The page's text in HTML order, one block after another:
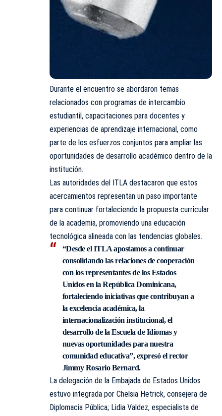
Durante el encuentro se abordaron temas
relacionados con programas de intercambio
estudiantil, capacitaciones para docentes y
experiencias de aprendizaje internacional, como
parte de los esfuerzos conjuntos para ampliar las
oportunidades de desarrollo académico dentro de la
institución.
Las autoridades del ITLA destacaron que estos
acercamientos representan un paso importante
para continuar fortaleciendo la propuesta curricular
de la academia, promoviendo una educación
tecnológica alineada con las tendencias globales.
“Desde el ITLA apostamos a continuar
consolidando las relaciones de cooperación
con los representantes de los Estados
Unidos en la República Dominicana,
fortaleciendo iniciativas que contribuyan a
la excelencia académica, la
internacionalización institucional, el
desarrollo de la Escuela de Idiomas y
nuevas oportunidades para nuestra
comunidad educativa”, expresó el rector
Jimmy Rosario Bernard.
La delegación de la Embajada de Estados Unidos
estuvo integrada por Chelsia Hetrick, consejera de
Diplomacia Pública; Lidia Valdez, especialista de